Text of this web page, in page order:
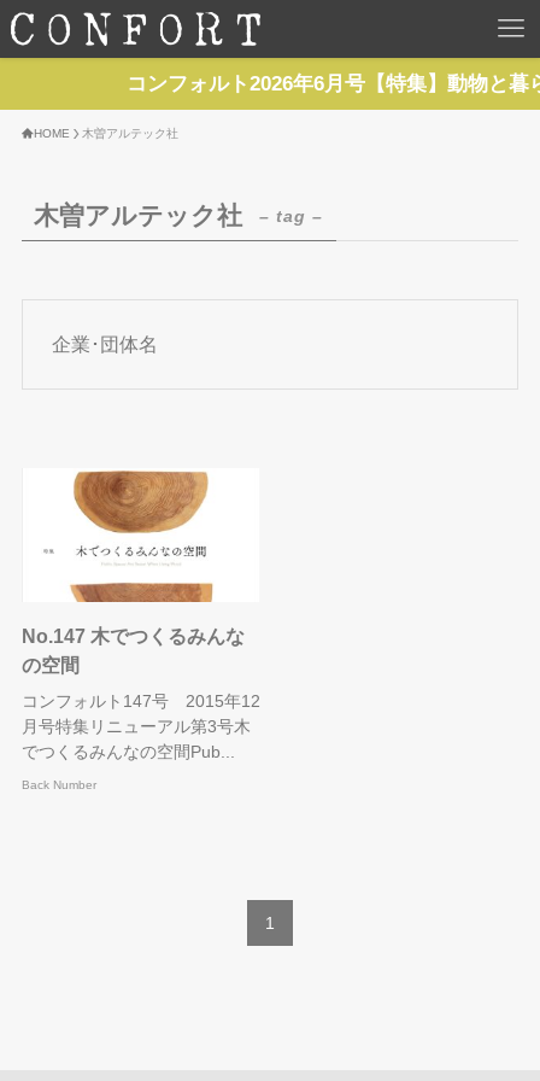
HOME
BACKNUMBER
コンフォルト2026年6月号【特集】動物と
HOME 木曽アルテック社
木曽アルテック社 – tag –
企業･団体名
No.147 木でつくるみんな
の空間
コンフォルト147号 2015年12
月号特集リニューアル第3号木
でつくるみんなの空間Pub...
Back Number
1